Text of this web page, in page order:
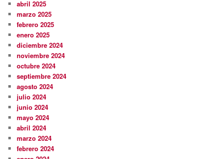
abril 2025
marzo 2025
febrero 2025
enero 2025
diciembre 2024
noviembre 2024
octubre 2024
septiembre 2024
agosto 2024
julio 2024
junio 2024
mayo 2024
abril 2024
marzo 2024
febrero 2024